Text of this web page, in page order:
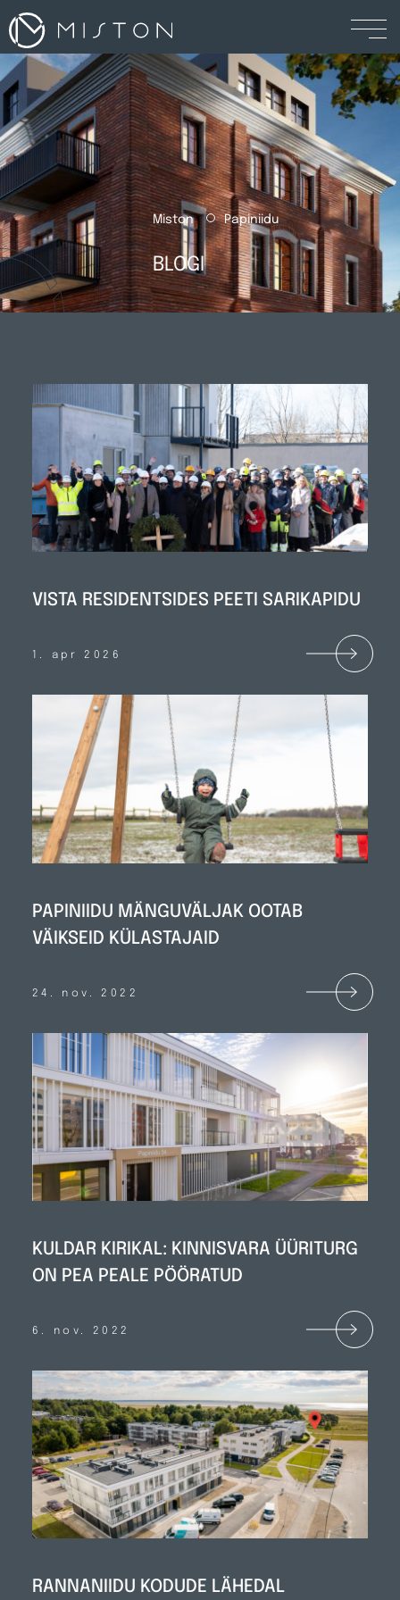
Miston Papiniidu
BLOGI
VISTA RESIDENTSIDES PEETI SARIKAPIDU
1. apr 2026
PAPINIIDU MÄNGUVÄLJAK OOTAB
VÄIKSEID KÜLASTAJAID
24. nov. 2022
KULDAR KIRIKAL: KINNISVARA ÜÜRITURG
ON PEA PEALE PÖÖRATUD
6. nov. 2022
RANNANIIDU KODUDE LÄHEDAL